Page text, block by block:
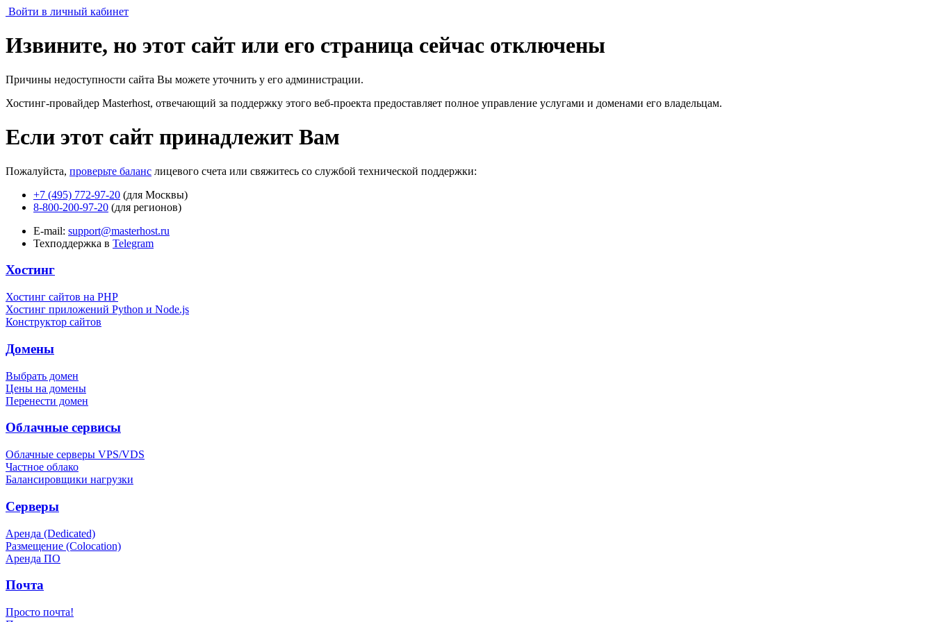
Войти в личный кабинет
Извините, но этот сайт или его страница сейчас отключены
Причины недоступности сайта Вы можете уточнить у его администрации.
Хостинг-провайдер Masterhost, отвечающий за поддержку этого веб-проекта предоставляет полное управление услугами и доменами его владельцам.
Если этот сайт принадлежит Вам
Пожалуйста, проверьте баланс лицевого счета или свяжитесь со службой технической поддержки:
+7 (495) 772-97-20 (для Москвы)
8-800-200-97-20 (для регионов)
E-mail: support@masterhost.ru
Техподдержка в Telegram
Хостинг
Хостинг сайтов на PHP
Хостинг приложений Python и Node.js
Конструктор сайтов
Домены
Выбрать домен
Цены на домены
Перенести домен
Облачные сервисы
Облачные серверы VPS/VDS
Частное облако
Балансировщики нагрузки
Серверы
Аренда (Dedicated)
Размещение (Colocation)
Аренда ПО
Почта
Просто почта!